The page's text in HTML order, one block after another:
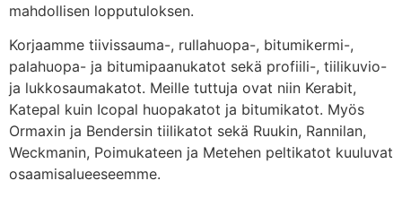
mahdollisen lopputuloksen.
Korjaamme tiivissauma-, rullahuopa-, bitumikermi-,
palahuopa- ja bitumipaanukatot sekä profiili-, tiilikuvio-
ja lukkosaumakatot. Meille tuttuja ovat niin Kerabit,
Katepal kuin Icopal huopakatot ja bitumikatot. Myös
Ormaxin ja Bendersin tiilikatot sekä Ruukin, Rannilan,
Weckmanin, Poimukateen ja Metehen peltikatot kuuluvat
osaamisalueeseemme.